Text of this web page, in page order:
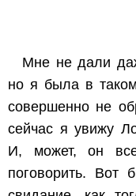
Мне не дали
но я была в
совершенно не
сейчас я увижу
И, может, он
поговорить.